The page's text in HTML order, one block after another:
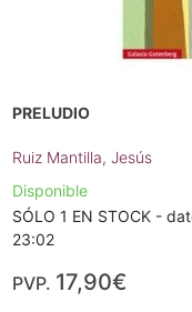
PRELUDIO
Ruiz Mantilla, Jesús
Disponible
SÓLO 1 EN STOCK -
23:02
PVP. 17,90€